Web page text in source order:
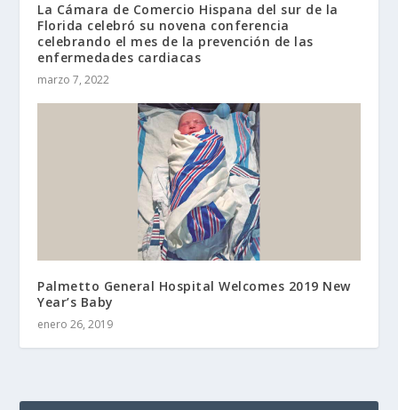
La Cámara de Comercio Hispana del sur de la
Florida celebró su novena conferencia
celebrando el mes de la prevención de las
enfermedades cardiacas
marzo 7, 2022
Palmetto General Hospital Welcomes 2019 New
Year’s Baby
enero 26, 2019